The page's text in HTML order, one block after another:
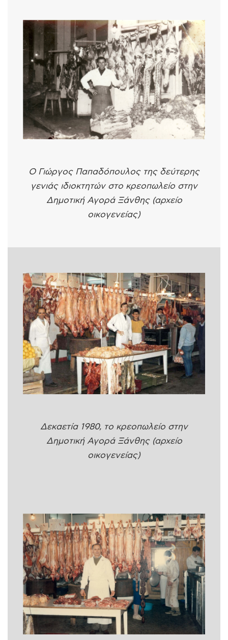
Ο Γιώργος Παπαδόπουλος της δεύτερης
γενιάς ιδιοκτητών στο κρεοπωλείο στην
Δημοτική Αγορά Ξάνθης (αρχείο
οικογενείας)
Δεκαετία 1980, το κρεοπωλείο στην
Δημοτική Αγορά Ξάνθης (αρχείο
οικογενείας)